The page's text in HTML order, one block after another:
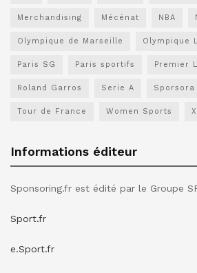
Merchandising Mécénat NBA
Olympique de Marseille Olympique
Paris SG Paris sportifs Premier
Roland Garros Serie A Sporsora
Tour de France Women Sports
Informations éditeur
Sponsoring.fr est édité par le Groupe
Sport.fr
e.Sport.fr